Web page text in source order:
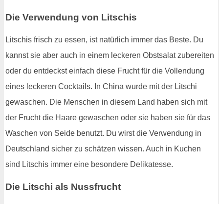
Die Verwendung von Litschis
Litschis frisch zu essen, ist natürlich immer das Beste. Du
kannst sie aber auch in einem leckeren Obstsalat zubereiten
oder du entdeckst einfach diese Frucht für die Vollendung
eines leckeren Cocktails. In China wurde mit der Litschi
gewaschen. Die Menschen in diesem Land haben sich mit
der Frucht die Haare gewaschen oder sie haben sie für das
Waschen von Seide benutzt. Du wirst die Verwendung in
Deutschland sicher zu schätzen wissen. Auch in Kuchen
sind Litschis immer eine besondere Delikatesse.
Die Litschi als Nussfrucht